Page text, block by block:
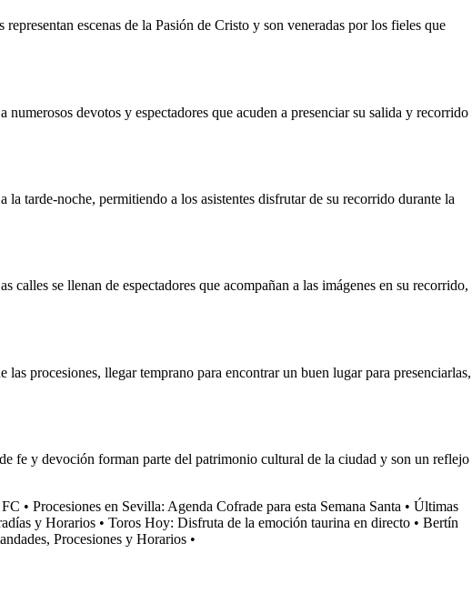
escenas de la Pasión de Cristo y son veneradas por los fieles que
devotos y espectadores que acuden a presenciar su salida y recorrido
tarde-noche, permitiendo a los asistentes disfrutar de su recorrido durante la
se llenan de espectadores que acompañan a las imágenes en su recorrido,
procesiones, llegar temprano para encontrar un buen lugar para presenciarlas,
fe y devoción forman parte del patrimonio cultural de la ciudad y son un reflejo
• Procesiones en Sevilla: Agenda Cofrade para esta Semana Santa • Últimas
y Horarios • Toros Hoy: Disfruta de la emoción taurina en directo • Bertín
Procesiones y Horarios •